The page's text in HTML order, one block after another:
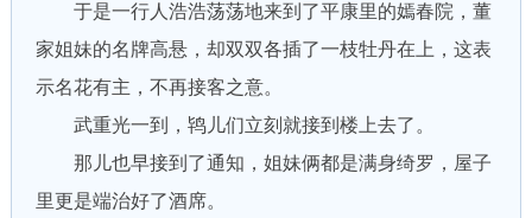
于是一行人浩浩荡荡地来到了平康里的嫣春院，董
家姐妹的名牌高悬，却双双各插了一枝牡丹在上，这表
示名花有主，不再接客之意。
武重光一到，鸨儿们立刻就接到楼上去了。
那儿也早接到了通知，姐妹俩都是满身绮罗，屋子
里更是端治好了酒席。